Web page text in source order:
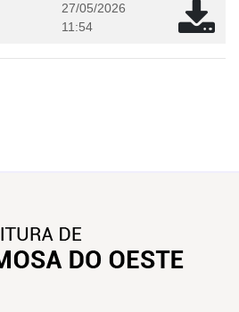
27/05/2026
11:54